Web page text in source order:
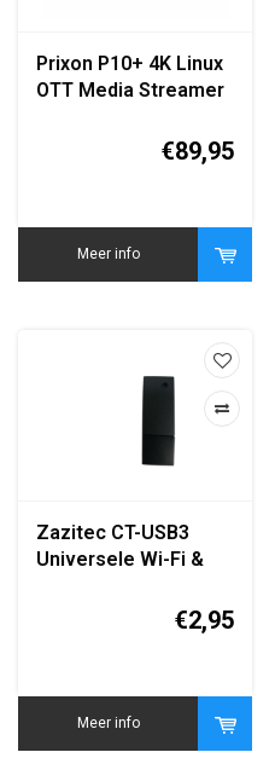
Prixon P10+ 4K Linux
OTT Media Streamer
€89,95
Meer info
Zazitec CT-USB3
Universele Wi-Fi &
Dual Band 2.4/5GHz –
Connectiviteit
€2,95
Meer info